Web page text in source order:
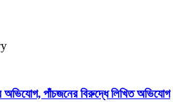
অভিযোগ, পাঁচজনের বিরুদ্ধে লিখিত অভিযোগ